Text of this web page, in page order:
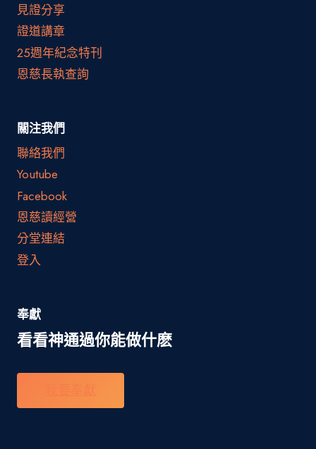
見證分享
證道講章
25週年紀念特刊
恩慈長執查詢
關注我們
聯絡我們
Youtube
Facebook
恩慈讀經營
分堂連結
登入
奉獻
看看神通過你能做什麽